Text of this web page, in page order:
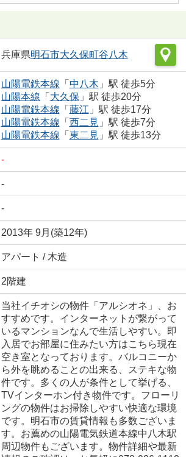
兵庫県明石市大久保町谷八木
山陽電鉄本線 「 中八木 」駅 徒歩5分
山陽本線 「 大久保 」駅 徒歩20分
山陽電鉄本線 「 藤江 」駅 徒歩17分
山陽電鉄本線 「 西二見 」駅 徒歩7分
山陽電鉄本線 「 東二見 」駅 徒歩13分
-
-
-
2013年 9月(築12年)
アパート / 木造
2階建
当社イチオシの物件「アルシオネ」、お
すすめです。インターネットが繋がって
いるマンションなんで生活しやすい。即
入居でお部屋に住みたい方はこちら現在
空き室となっております。バルコニーか
ら外を眺めることの出来る、ステキな物
件です。多くの人が条件として挙げる、
TVインターホン付き物件です。フローリ
ングの物件はお掃除しやすい快適な環境
です。明石市の賃貸情報も多数ございま
す。お薦めの山陽電気鉄道本線中八木駅
周辺物件もございます。物件詳細や最新